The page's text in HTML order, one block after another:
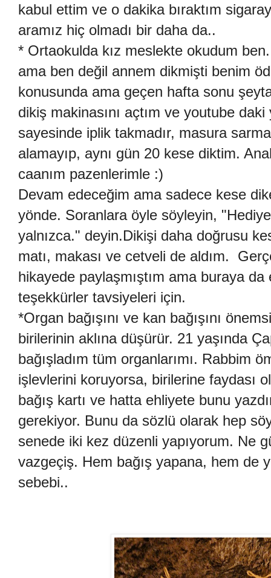
kabul ettim ve o dakika bıraktım
aramız hiç olmadı bir daha da..
* Ortaokulda kız meslekte okudum
ama ben değil annem dikmişti benim
konusunda ama geçen hafta sonu
dikiş makinasını açtım ve youtube daki
sayesinde iplik takmadır, masura
alamayıp, aynı gün 20 kese diktim.
caanım pazenlerimle :)
Devam edeceğim ama sadece kese
yönde. Soranlara öyle söyleyin,
yalnızca." deyin.Dikişi daha doğrusu
matı, makası ve cetveli de aldım.
hikayede paylaşmıştım ama buraya
teşekkürler tavsiyeleri için.
*Organ bağışını ve kan bağışını
birilerinin aklına düşürür. 21 yaşında
bağışladım tüm organlarımı. Rabbim
işlevlerini koruyorsa, birilerine faydası
bağış kartı ve hatta ehliyete bunu
gerekiyor. Bunu da sözlü olarak hep
senede iki kez düzenli yapıyorum. Ne
vazgeçiş. Hem bağış yapana, hem de
sebebi..